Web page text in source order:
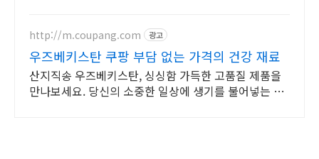
http://m.coupang.com 광고
우즈베키스탄 쿠팡 부담 없는 가격의 건강 재료
산지직송 우즈베키스탄, 싱싱함 가득한 고품질 제품을
만나보세요. 당신의 소중한 일상에 생기를 불어넣는 한